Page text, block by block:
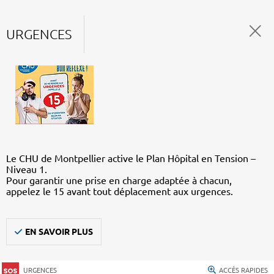
URGENCES
Le CHU de Montpellier active le Plan Hôpital en Tension –
Niveau 1.
Pour garantir une prise en charge adaptée à chacun,
appelez le 15 avant tout déplacement aux urgences.
EN SAVOIR PLUS
URGENCES ACCÈS RAPIDES